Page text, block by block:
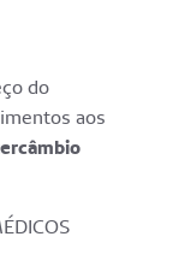
do
aos